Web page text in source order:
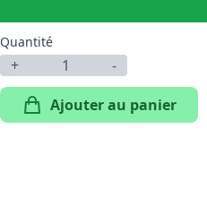
Quantité
+
-
Ajouter au panier